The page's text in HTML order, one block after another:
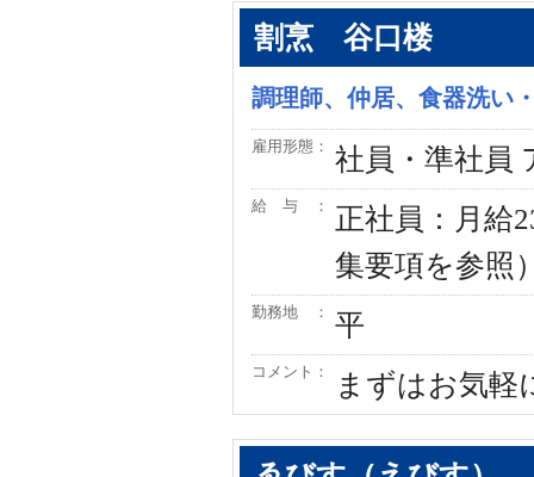
割烹 谷口楼
調理師、仲居、食器洗い
雇用形態： 社員・準社員
給 与 ：
正社員：月給
集要項を参照
勤務地 ： 平
コメント： まずはお気軽